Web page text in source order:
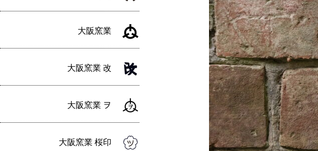
大阪窯業
大阪窯業 改
大阪窯業 ヲ
大阪窯業 桜印